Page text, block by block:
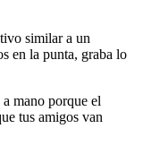
similar a un
en la punta, graba lo
mano porque el
tus amigos van